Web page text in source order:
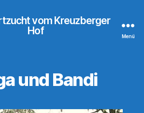
vom Kreuzberger
Hof
Menü
und Bandi